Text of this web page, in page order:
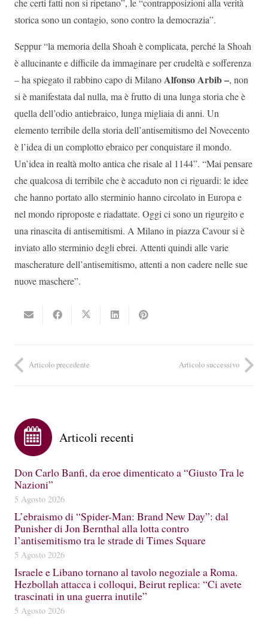
che certi fatti non si ripetano”, le “contrapposizioni alla verità
storica sono un contagio, sono contro la democrazia”.
Seppur “la memoria della Shoah è complicata, perché la Shoah
è allucinante e difficile da immaginare per crudeltà e sofferenza
– ha spiegato il rabbino capo di MilanoAlfonso Arbib –, non
si è manifestata dal nulla, ma è frutto di una lunga storia che è
quella dell’odio antiebraico, lunga migliaia di anni. Un
elemento terribile della storia dell’antisemitismo del Novecento
è l’idea di un complotto ebraico per conquistare il mondo.
Un’idea in realtà molto antica che risale al 1144”. “Mai pensare
che qualcosa di terribile che è accaduto non ci riguardi: le idee
che hanno portato allo sterminio hanno circolato in Europa e
nel mondo riproposte e riadattate. Oggi ci sono un rigurgito e
una rinascita di antisemitismi. A Milano in piazza Cavour si è
inviato allo sterminio degli ebrei. Attenti quindi alle varie
mascherature dell’antisemitismo, attenti a non cadere nelle sue
nuove maschere”.
Articolo precedente Articolo successivo
Articoli recenti
Don Carlo Banfi, da eroe dimenticato a “Giusto Tra le
Nazioni”
5 Agosto 2026
L’ebraismo di “Spider-Man: Brand New Day”: dal
Punisher di Jon Bernthal alla lotta contro
l’antisemitismo tra le strade di Times Square
5 Agosto 2026
Israele e Libano tornano al tavolo negoziale a Roma.
Hezbollah attacca i colloqui, Beirut replica: “Ci avete
trascinati in una guerra inutile”
5 Agosto 2026